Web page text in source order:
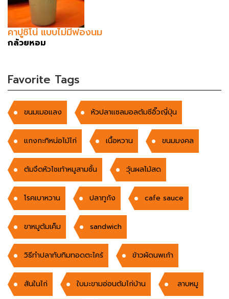
คาปูชิโน่ แบบไม่มีฟองนม
กล้วยหอม
Favorite Tags
ขนมเมอแลง หัวปลาแซลมอลต้มซีอิ๊วญี่ปุ่น
แกงกะทิหน่อไม้ไก่ เนื้อหวาน ขนมมงคล
ต้มจึดหัวไชเท้าหมูสามชั้น วุ้นผลไม้สด
โรคเบาหวาน ปลาทูกัง cafe sauce
ขาหมูต้มเค็ม sandwich
วิธีทำปลาทับทิมทอดตะไคร้ ข้าวผัดนพเก้า
สันในไก่ ใบมะขามอ่อนต้มไก่บ้าน ลาบหมู